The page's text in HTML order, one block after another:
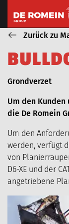
ÜBERSPRINGEN
ÜBER
Zurück zu
BULLD
Blog_field_Dienst
Grondverzet
Um den
die De Romein
Um den
werden, verfügt
von
D6-XE und der
angetriebene